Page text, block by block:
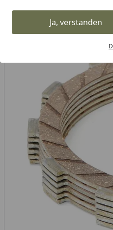
Ja, verstanden
Trw Kupplungen